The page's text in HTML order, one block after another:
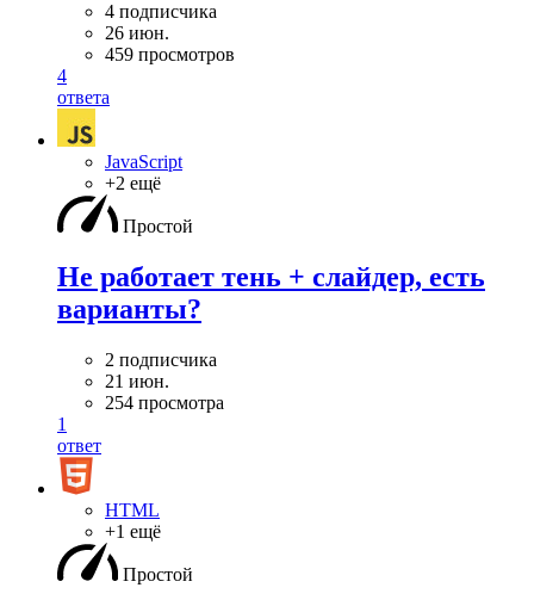
4 подписчика
26 июн.
459 просмотров
4
ответа
JavaScript
+2 ещё
Простой
Не работает тень + слайдер, есть
варианты?
2 подписчика
21 июн.
254 просмотра
1
ответ
HTML
+1 ещё
Простой